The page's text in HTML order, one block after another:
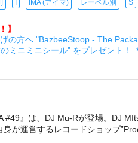
I IMA (アイマ) レーベル別 S
】
の方へ "BazbeeStoop - The
ミニミニシール" をプレゼント！
#49』は、DJ Mu-Rが登場。DJ
が運営するレコードショップ